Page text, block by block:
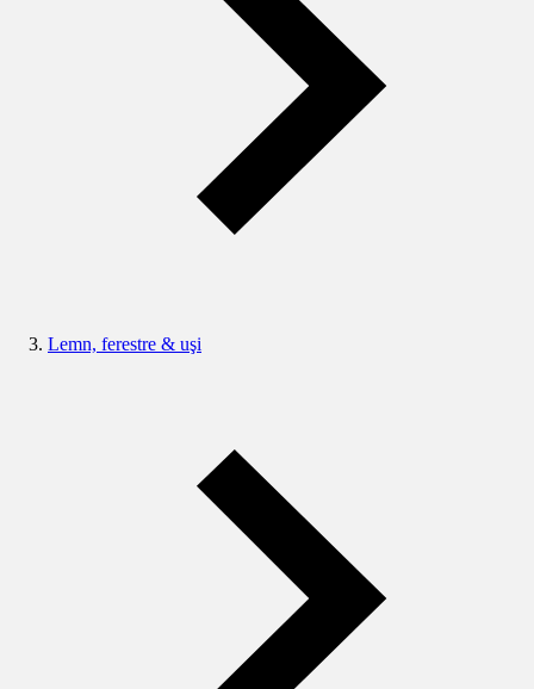
Lemn, ferestre & uşi